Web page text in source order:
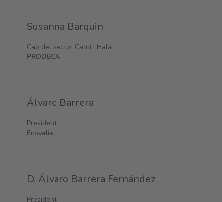
Susanna Barquin
Cap del sector Carni i Halal
PRODECA
Álvaro Barrera
President
Ecovalia
D. Álvaro Barrera Fernández
President